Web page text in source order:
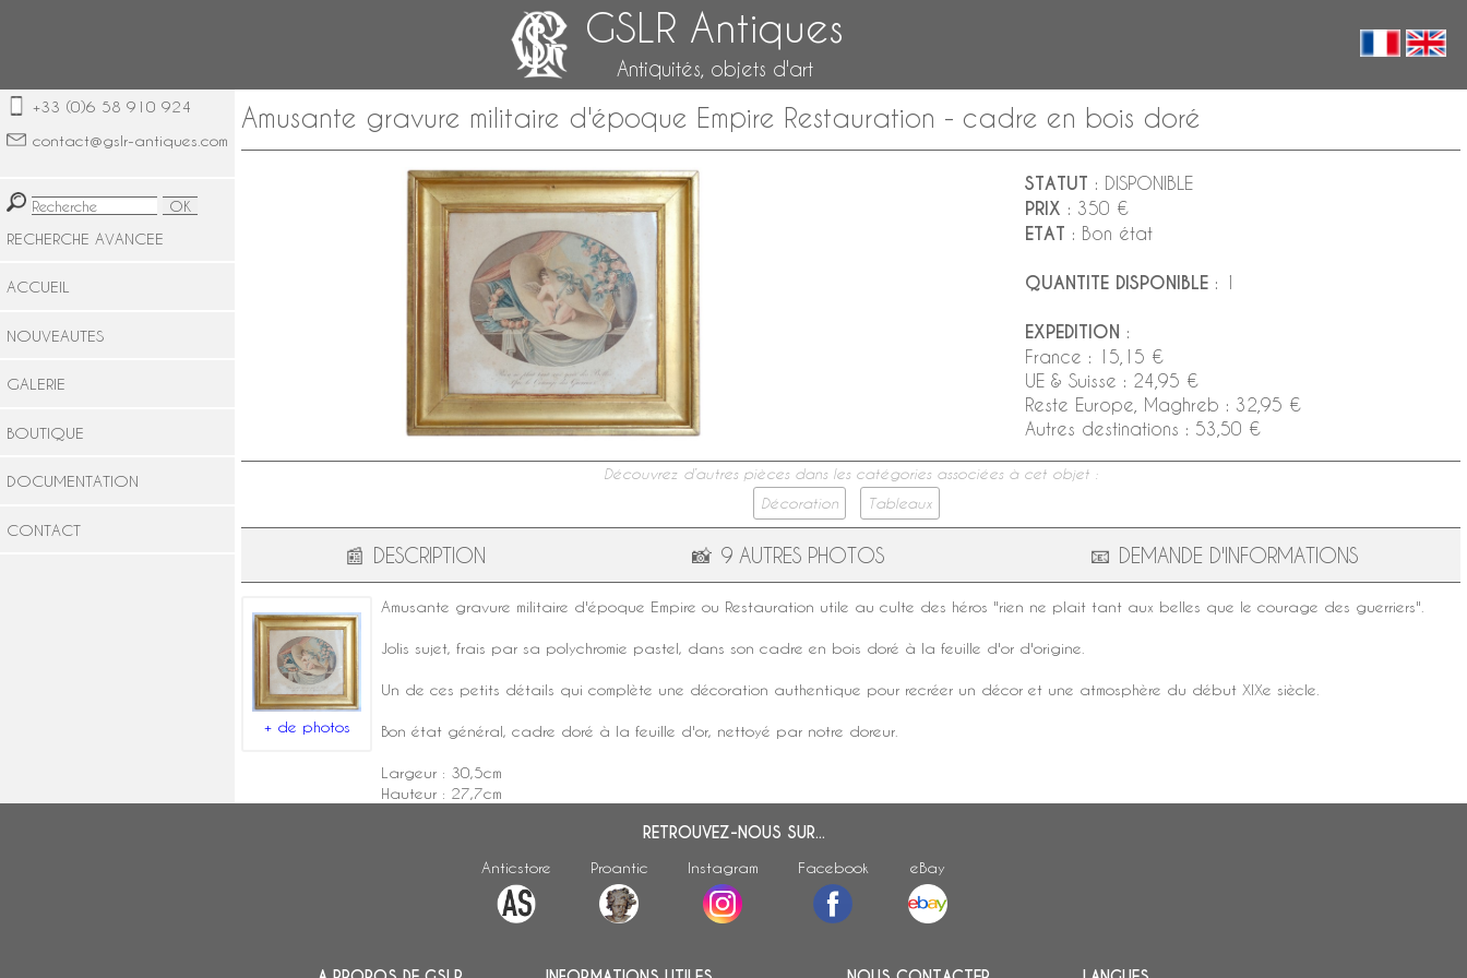
GSLR Antiques
Antiquités, objets d'art
+33 (0)6 58 910 924
contact@gslr-antiques.com
RECHERCHE AVANCEE
ACCUEIL
NOUVEAUTES
GALERIE
BOUTIQUE
DOCUMENTATION
CONTACT
Amusante gravure militaire d'époque Empire Restauration - cadre en bois doré
STATUT : DISPONIBLE
PRIX : 350 €
ETAT : Bon état
QUANTITE DISPONIBLE : 1
EXPEDITION :
France : 15,15 €
UE & Suisse : 24,95 €
Reste Europe, Maghreb : 32,95 €
Autres destinations : 53,50 €
Découvrez d’autres pièces dans les catégories associées à cet objet :
Décoration
Tableaux
📰 DESCRIPTION 📸 9 AUTRES PHOTOS 📧 DEMANDE D'INFORMATIONS
+ de photos
Amusante gravure militaire d'époque Empire ou Restauration utile au culte des héros "rien ne plait tant aux belles que le courage des guerriers".
Jolis sujet, frais par sa polychromie pastel, dans son cadre en bois doré à la feuille d'or d'origine.
Un de ces petits détails qui complète une décoration authentique pour recréer un décor et une atmosphère du début XIXe siècle
Bon état général, cadre doré à la feuille d'or, nettoyé par notre doreur.
Largeur : 30,5cm
Hauteur : 27,7cm
RETROUVEZ-NOUS SUR...
Anticstore Proantic Instagram Facebook eBay